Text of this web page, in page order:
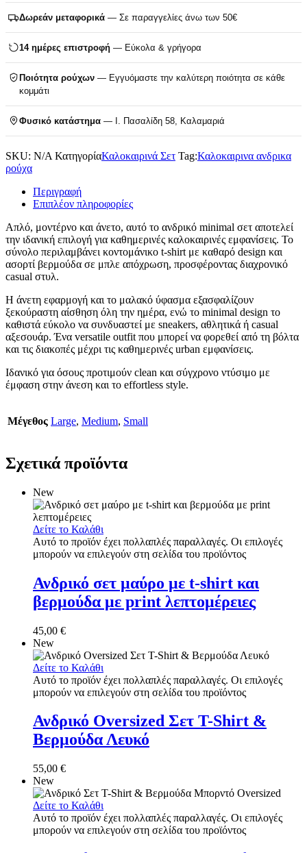
Δωρεάν μεταφορικά — Σε παραγγελίες άνω των 50€
14 ημέρες επιστροφή — Εύκολα & γρήγορα
Ποιότητα ρούχων — Εγγυόμαστε την καλύτερη ποιότητα σε κάθε
κομμάτι
Φυσικό κατάστημα — Ι. Πασαλίδη 58, Καλαμαριά
SKU: N/A ΚατηγορίαΚαλοκαιρινά Σετ Tag:Καλοκαιρινα ανδρικα
ρούχα
Περιγραφή
Επιπλέον πληροφορίες
Απλό, μοντέρνο και άνετο, αυτό το ανδρικό minimal σετ αποτελεί
την ιδανική επιλογή για καθημερινές καλοκαιρινές εμφανίσεις. Το
σύνολο περιλαμβάνει κοντομάνικο t-shirt με καθαρό design και
ασορτί βερμούδα σε μπλε απόχρωση, προσφέροντας διαχρονικό
casual στυλ.
Η άνετη εφαρμογή και το μαλακό ύφασμα εξασφαλίζουν
ξεκούραστη αίσθηση όλη την ημέρα, ενώ το minimal design το
καθιστά εύκολο να συνδυαστεί με sneakers, αθλητικά ή casual
αξεσουάρ. Ένα versatile outfit που μπορεί να φορεθεί από τη βόλτα
και τις διακοπές μέχρι τις καθημερινές urban εμφανίσεις.
Ιδανικό για όσους προτιμούν clean και σύγχρονο ντύσιμο με
έμφαση στην άνεση και το effortless style.
Μέγεθος Large, Medium, Small
Σχετικά προϊόντα
New
Δείτε το Καλάθι
Αυτό το προϊόν έχει πολλαπλές παραλλαγές. Οι επιλογές
μπορούν να επιλεγούν στη σελίδα του προϊόντος
Ανδρικό σετ μαύρο με t-shirt και
βερμούδα με print λεπτομέρειες
45,00 €
New
Δείτε το Καλάθι
Αυτό το προϊόν έχει πολλαπλές παραλλαγές. Οι επιλογές
μπορούν να επιλεγούν στη σελίδα του προϊόντος
Ανδρικό Oversized Σετ T-Shirt &
Βερμούδα Λευκό
55,00 €
New
Δείτε το Καλάθι
Αυτό το προϊόν έχει πολλαπλές παραλλαγές. Οι επιλογές
μπορούν να επιλεγούν στη σελίδα του προϊόντος